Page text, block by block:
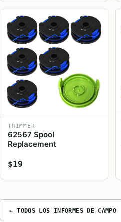
TRIMMER
62567 Spool
Replacement
$19
← TODOS LOS INFORMES DE CAMPO